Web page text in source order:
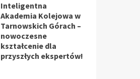
Inteligentna
Akademia Kolejowa w
Tarnowskich Górach –
nowoczesne
kształcenie dla
przyszłych ekspertów!